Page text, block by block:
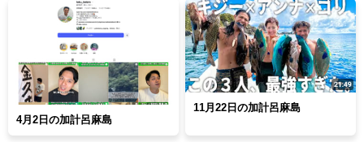
4月2日の加計呂麻島
11月22日の加計呂麻島